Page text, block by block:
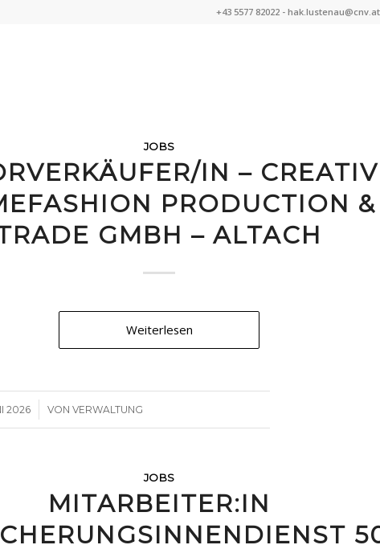
+43 5577 82022 -hak.lustenau@cnv.at
JOBS
IN –
PRODUCTION &
GMBH – ALTACH
Weiterlesen
2026 VON VERWALTUNG
JOBS
MITARBEITER:IN